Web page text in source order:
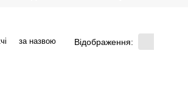
за назвою Відображення: